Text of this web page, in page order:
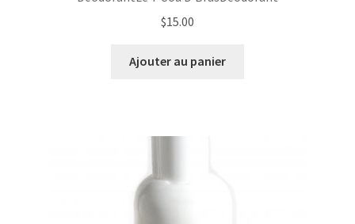
$15.00
Ajouter au panier